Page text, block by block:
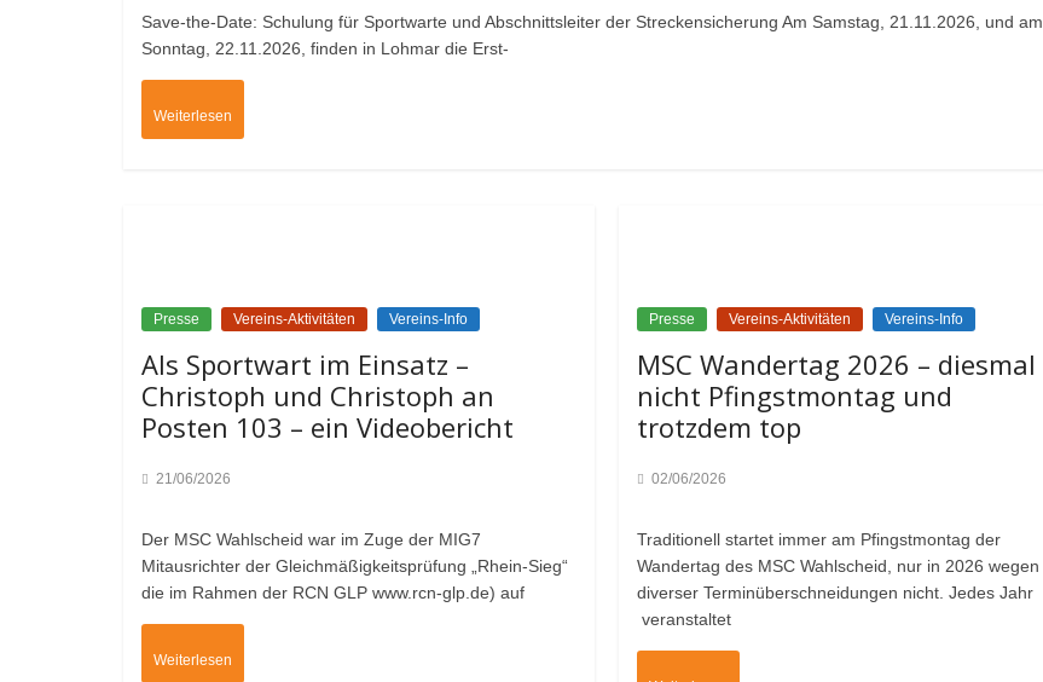
Save-the-Date: Schulung für Sportwarte und Abschnittsleiter der Streckensicherung Am Samstag, 21.11.2026, und am
Sonntag, 22.11.2026, finden in Lohmar die Erst-
Weiterlesen
Presse Vereins-Aktivitäten Vereins-Info
Als Sportwart im Einsatz –
Christoph und Christoph an
Posten 103 – ein Videobericht
21/06/2026
Der MSC Wahlscheid war im Zuge der MIG7
Mitausrichter der Gleichmäßigkeitsprüfung „Rhein-Sieg“
die im Rahmen der RCN GLP www.rcn-glp.de) auf
Weiterlesen
Presse Vereins-Aktivitäten Vereins-Info
MSC Wandertag 2026 – diesmal
nicht Pfingstmontag und
trotzdem top
02/06/2026
Traditionell startet immer am Pfingstmontag der
Wandertag des MSC Wahlscheid, nur in 2026 wegen
diverser Terminüberschneidungen nicht. Jedes Jahr
veranstaltet